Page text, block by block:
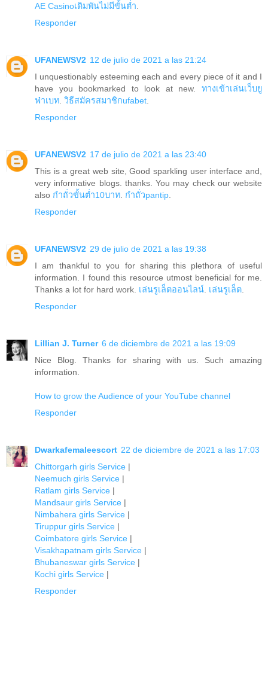
AE Casinoเดิมพันไม่มีขั้นต่ำ
Responder
UFANEWSV2 12 de julio de 2021 a las 21:24
I unquestionably esteeming each and every piece of it and I
have you bookmarked to look at new. ทางเข้าเล่นเว็บยู
ฟ่าเบท วิธีสมัครสมาชิกufabet
Responder
UFANEWSV2 17 de julio de 2021 a las 23:40
This is a great web site, Good sparkling user interface and,
very informative blogs. thanks. You may check our website
also กำถั่วขั้นต่ำ10บาท กำถั่วpantip
Responder
UFANEWSV2 29 de julio de 2021 a las 19:38
I am thankful to you for sharing this plethora of useful
information. I found this resource utmost beneficial for me.
Thanks a lot for hard work. เล่นรูเล็ตออนไลน์ เล่นรูเล็ต
Responder
Lillian J. Turner 6 de diciembre de 2021 a las 19:09
Nice Blog. Thanks for sharing with us. Such amazing
information.
How to grow the Audience of your YouTube channel
Responder
Dwarkafemaleescort 22 de diciembre de 2021 a las 17:03
Chittorgarh girls Service |
Neemuch girls Service |
Ratlam girls Service |
Mandsaur girls Service |
Nimbahera girls Service |
Tiruppur girls Service |
Coimbatore girls Service |
Visakhapatnam girls Service |
Bhubaneswar girls Service |
Kochi girls Service |
Responder